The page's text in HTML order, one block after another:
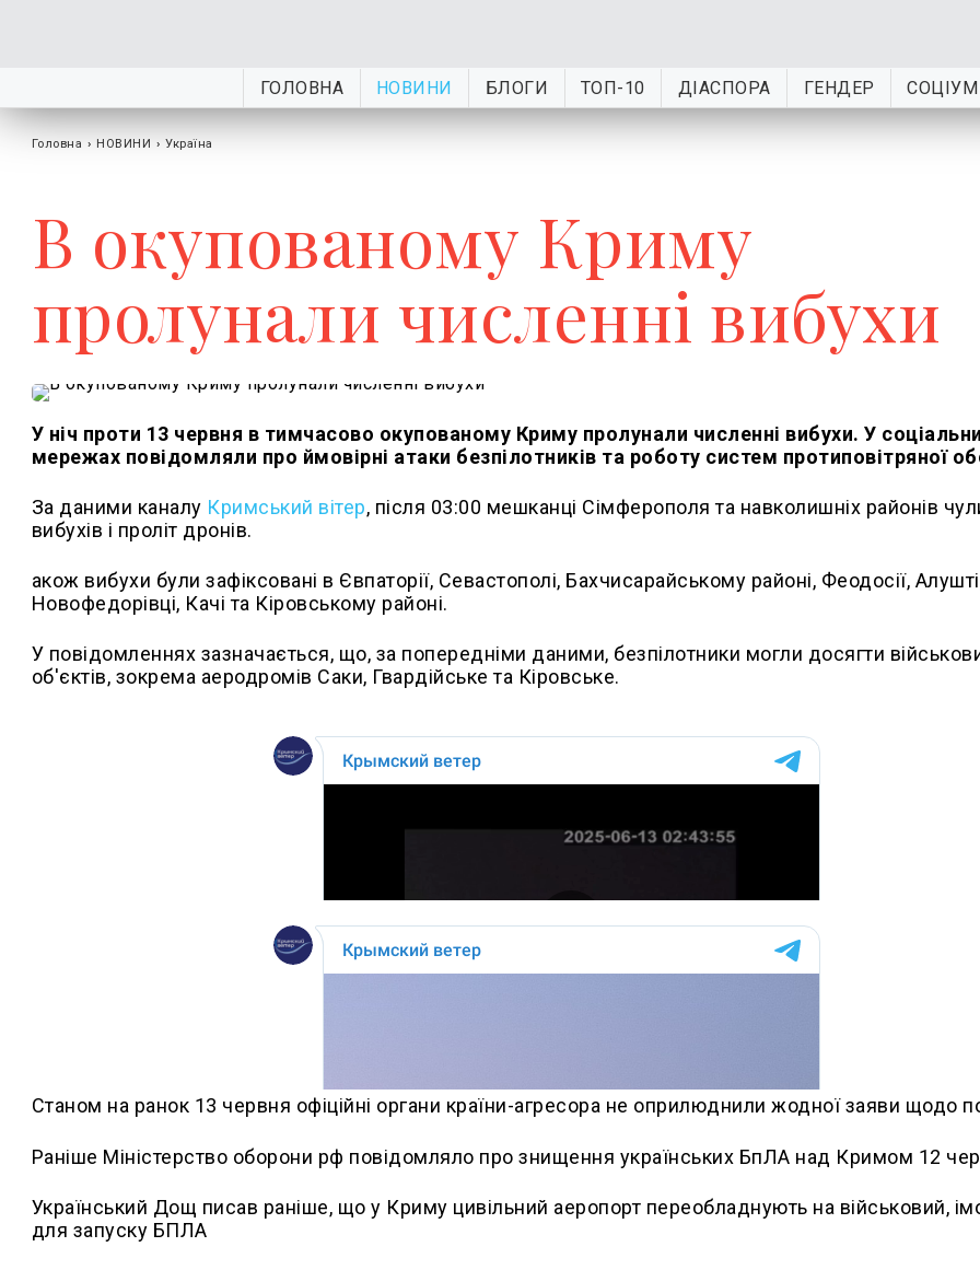
ГОЛОВНА НОВИНИ БЛОГИ ТОП-10 ДІАСПОРА ГЕНДЕР СОЦІУМ
Головна › НОВИНИ › Україна
В окупованому Криму
пролунали численні вибухи
У ніч проти 13 червня в тимчасово окупованому Криму пролунали численні вибухи. У
мережах повідомляли про ймовірні атаки безпілотників та роботу систем протиповітряної
За даними каналу Кримський вітер, після 03:00 мешканці Сімферополя та навколишніх районів
вибухів і проліт дронів.
акож вибухи були зафіксовані в Євпаторії, Севастополі, Бахчисарайському районі, Феодосії,
Новофедорівці, Качі та Кіровському районі.
У повідомленнях зазначається, що, за попередніми даними, безпілотники могли досягти
об'єктів, зокрема аеродромів Саки, Гвардійське та Кіровське.
Станом на ранок 13 червня офіційні органи країни-агресора не оприлюднили жодної заяви щодо
Раніше Міністерство оборони рф повідомляло про знищення українських БпЛА над Кримом 12
Український Дощ писав раніше, що у Криму цивільний аеропорт переобладнують на військовий,
для запуску БПЛА